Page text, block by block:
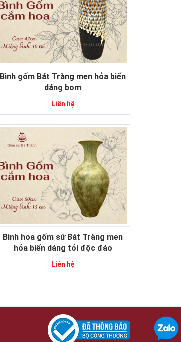
Bình gốm Bát Tràng men hỏa biến
dáng bom
Liên hệ
Bình hoa gốm sứ Bát Tràng men
hỏa biến dáng tỏi độc đáo
Liên hệ